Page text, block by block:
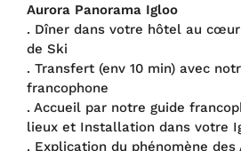
Aurora Panorama Igloo
. Dîner dans votre hôtel au
de Ski
. Transfert (env 10 min) avec
francophone
. Accueil par notre guide
lieux et Installation dans votre
. Explication du phénomène des